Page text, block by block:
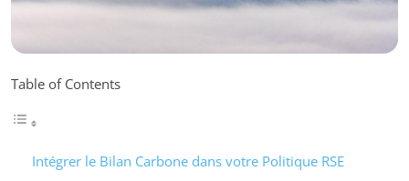
Table of Contents
Intégrer le Bilan Carbone dans votre Politique RSE